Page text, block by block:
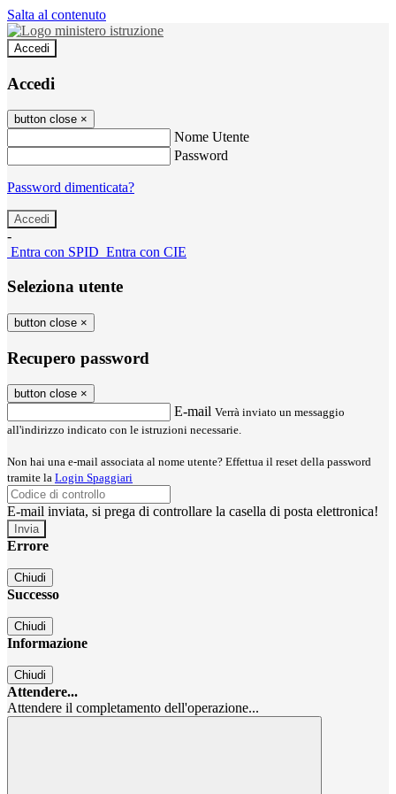
Salta al contenuto
Accedi
Accedi
button close ×
Nome Utente
Password
Password dimenticata?
-
Entra con SPID Entra con CIE
Seleziona utente
button close ×
Recupero password
button close ×
E-mail Verrà inviato un messaggio
all'indirizzo indicato con le istruzioni necessarie.
Non hai una e-mail associata al nome utente? Effettua il reset della password
tramite la Login Spaggiari
E-mail inviata, si prega di controllare la casella di posta elettronica!
Errore
Chiudi
Successo
Chiudi
Informazione
Chiudi
Attendere...
Attendere il completamento dell'operazione...